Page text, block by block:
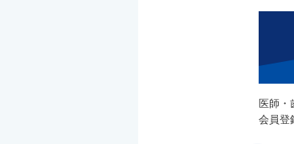
医師・
会員登